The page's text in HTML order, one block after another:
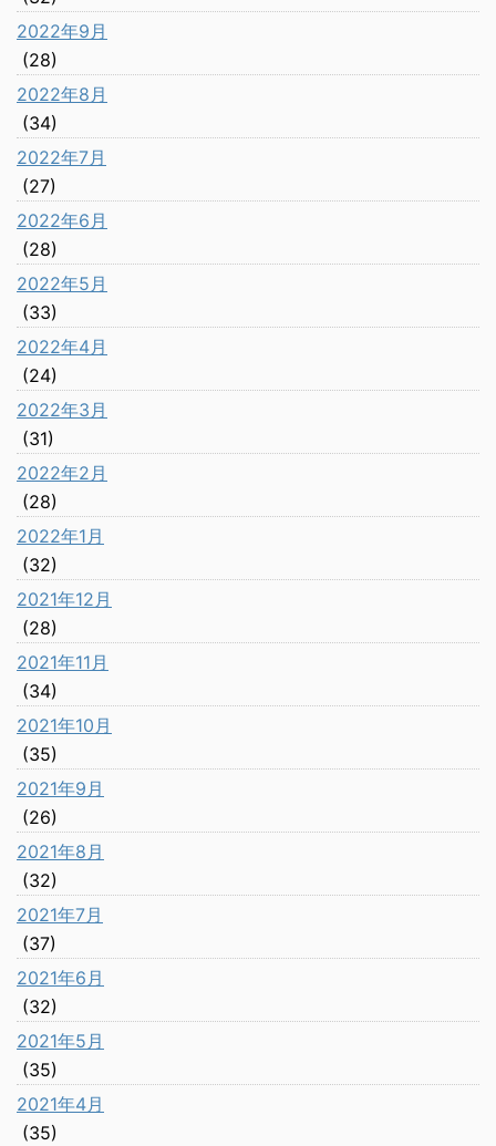
2022年9月
(28)
2022年8月
(34)
2022年7月
(27)
2022年6月
(28)
2022年5月
(33)
2022年4月
(24)
2022年3月
(31)
2022年2月
(28)
2022年1月
(32)
2021年12月
(28)
2021年11月
(34)
2021年10月
(35)
2021年9月
(26)
2021年8月
(32)
2021年7月
(37)
2021年6月
(32)
2021年5月
(35)
2021年4月
(35)